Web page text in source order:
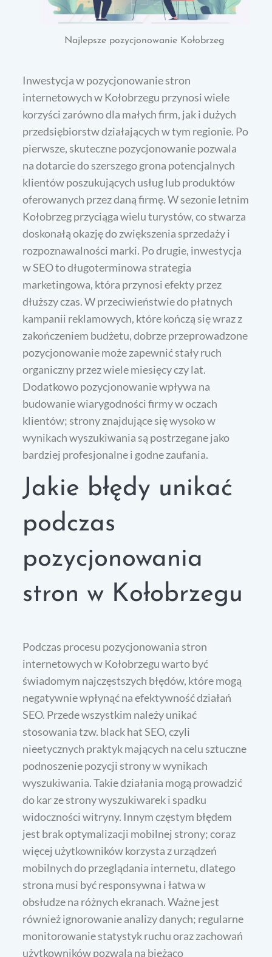
Najlepsze pozycjonowanie Kołobrzeg
Inwestycja w pozycjonowanie stron
internetowych w Kołobrzegu przynosi wiele
korzyści zarówno dla małych firm, jak i dużych
przedsiębiorstw działających w tym regionie. Po
pierwsze, skuteczne pozycjonowanie pozwala
na dotarcie do szerszego grona potencjalnych
klientów poszukujących usług lub produktów
oferowanych przez daną firmę. W sezonie letnim
Kołobrzeg przyciąga wielu turystów, co stwarza
doskonałą okazję do zwiększenia sprzedaży i
rozpoznawalności marki. Po drugie, inwestycja
w SEO to długoterminowa strategia
marketingowa, która przynosi efekty przez
dłuższy czas. W przeciwieństwie do płatnych
kampanii reklamowych, które kończą się wraz z
zakończeniem budżetu, dobrze przeprowadzone
pozycjonowanie może zapewnić stały ruch
organiczny przez wiele miesięcy czy lat.
Dodatkowo pozycjonowanie wpływa na
budowanie wiarygodności firmy w oczach
klientów; strony znajdujące się wysoko w
wynikach wyszukiwania są postrzegane jako
bardziej profesjonalne i godne zaufania.
Jakie błędy unikać
podczas
pozycjonowania
stron w Kołobrzegu
Podczas procesu pozycjonowania stron
internetowych w Kołobrzegu warto być
świadomym najczęstszych błędów, które mogą
negatywnie wpłynąć na efektywność działań
SEO. Przede wszystkim należy unikać
stosowania tzw. black hat SEO, czyli
nieetycznych praktyk mających na celu sztuczne
podnoszenie pozycji strony w wynikach
wyszukiwania. Takie działania mogą prowadzić
do kar ze strony wyszukiwarek i spadku
widoczności witryny. Innym częstym błędem
jest brak optymalizacji mobilnej strony; coraz
więcej użytkowników korzysta z urządzeń
mobilnych do przeglądania internetu, dlatego
strona musi być responsywna i łatwa w
obsłudze na różnych ekranach. Ważne jest
również ignorowanie analizy danych; regularne
monitorowanie statystyk ruchu oraz zachowań
użytkowników pozwala na bieżąco